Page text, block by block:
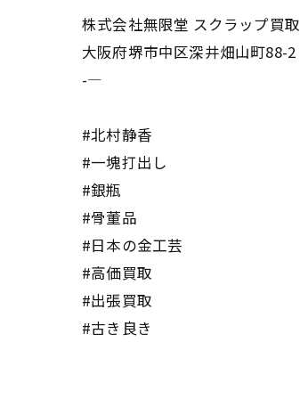
株式会社無限堂 スクラップ買取
大阪府堺市中区深井畑山町88-2
-—
#北村静香
#一塊打出し
#銀瓶
#骨董品
#日本の金工芸
#高価買取
#出張買取
#古き良き